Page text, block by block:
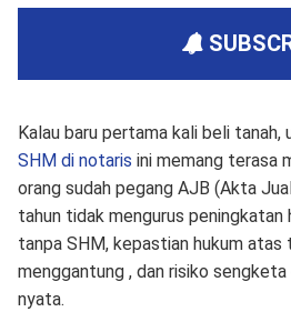
Kalau baru pertama kali beli tanah,
SHM di notaris ini memang terasa
orang sudah pegang AJB (Akta
tahun tidak mengurus peningkatan
tanpa SHM, kepastian hukum
menggantung , dan risiko sengketa
nyata.